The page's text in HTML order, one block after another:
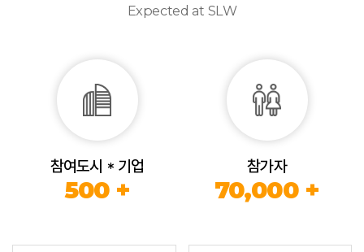
Expected at SLW
참여도시 * 기업
500 +
참가자
70,000 +